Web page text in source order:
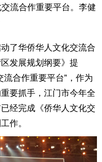
流合作重要平台。李健
了华侨华人文化交流合
发展规划纲要》提
流合作重要平台”，作为
要抓手，江门市今年全
经完成《侨华人文化交
作。